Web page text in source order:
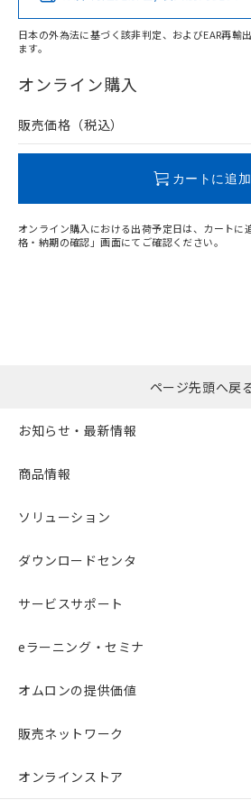
在庫等で未対応品が混在する可能性
問い合わせください。
日本の外為法に基づく該非判定、およびEAR再輸
ます。
オンライン購入
販売価格（税込）
カートに追加
オンライン購入における出荷予定日は、カートに
格・納期の確認」画面にてご確認ください。
ページ先頭へ戻
お知らせ・最新情報
商品情報
ソリューション
ダウンロードセンタ
サービスサポート
eラーニング・セミナ
オムロンの提供価値
販売ネットワーク
オンラインストア